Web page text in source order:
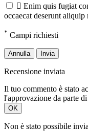
 Enim quis fugiat
occaecat deserunt aliquip
* Campi richiesti
Annulla Invia
Recensione inviata
Il tuo commento è stato
l'approvazione da parte
OK
Non è stato possibile